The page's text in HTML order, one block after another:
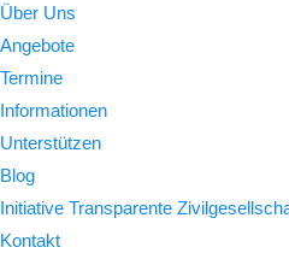
Über Uns
Angebote
Termine
Informationen
Unterstützen
Blog
Initiative Transparente
Kontakt